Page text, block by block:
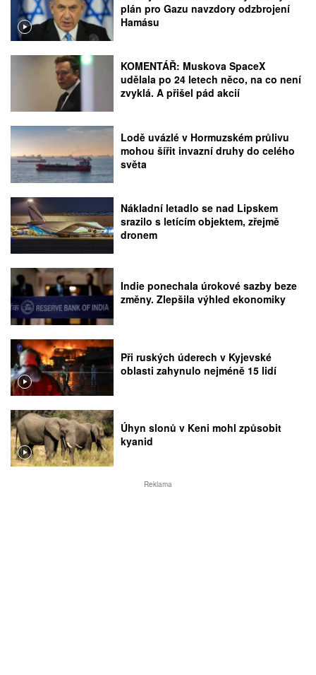
plán pro Gazu navzdory odzbrojení
Hamásu
KOMENTÁŘ: Muskova SpaceX
udělala po 24 letech něco, na co není
zvyklá. A přišel pád akcií
Lodě uvázlé v Hormuzském průlivu
mohou šířit invazní druhy do celého
světa
Nákladní letadlo se nad Lipskem
srazilo s letícím objektem, zřejmě
dronem
Indie ponechala úrokové sazby beze
změny. Zlepšila výhled ekonomiky
Při ruských úderech v Kyjevské
oblasti zahynulo nejméně 15 lidí
Úhyn slonů v Keni mohl způsobit
kyanid
Reklama